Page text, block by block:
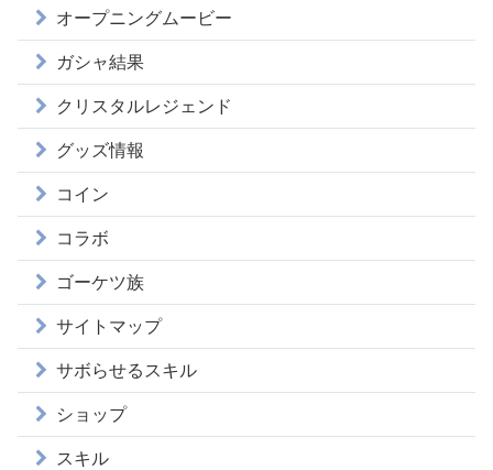
オープニングムービー
ガシャ結果
クリスタルレジェンド
グッズ情報
コイン
コラボ
ゴーケツ族
サイトマップ
サボらせるスキル
ショップ
スキル